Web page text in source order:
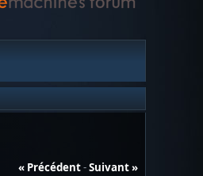
« Précédent-Suivant »